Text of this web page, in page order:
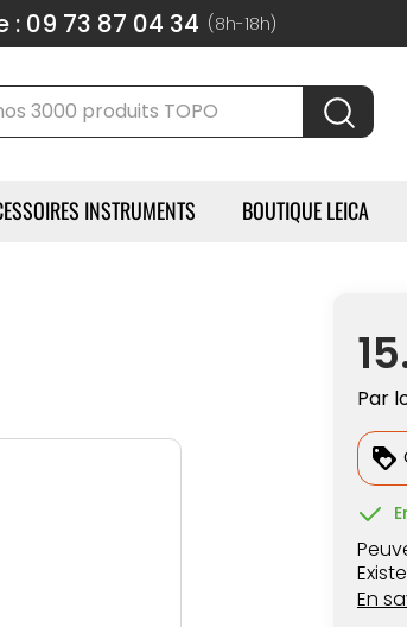
: 09 73 87 04 34 (8h-18h)
INSTRUMENTS BOUTIQUE LEICA
Par
En